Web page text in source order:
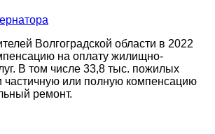
Волгоградской области в 2022
на оплату жилищно-
В том числе 33,8 тыс. пожилых
частичную или полную компенсацию
ремонт.